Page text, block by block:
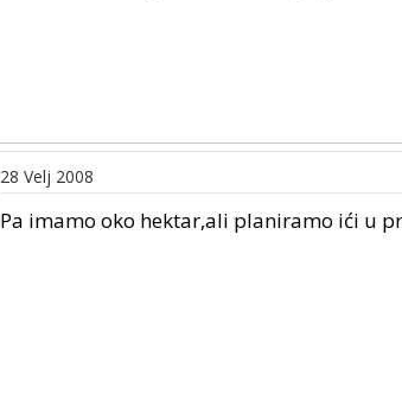
28 Velj 2008
Pa imamo oko hektar,ali planiramo ići u